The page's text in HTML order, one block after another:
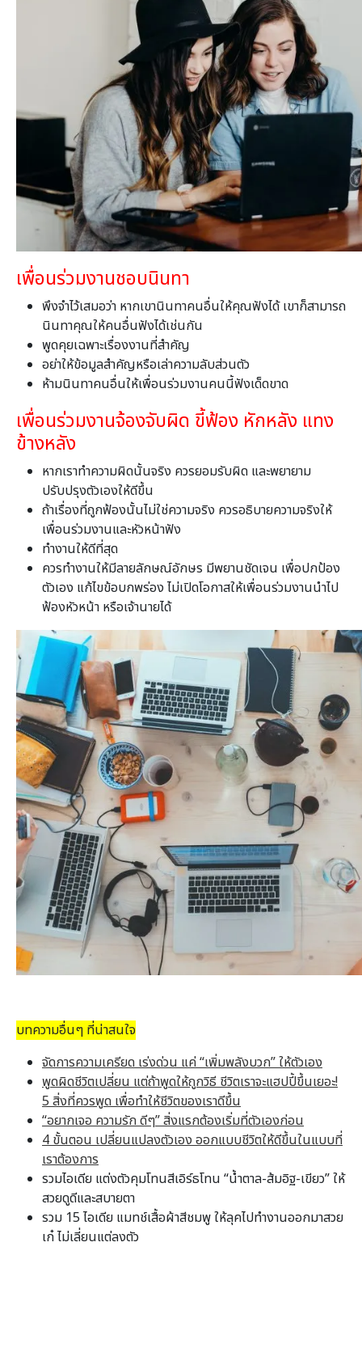
เพื่อนร่วมงานชอบนินทา
พึงจำไว้เสมอว่า หากเขานินทาคนอื่นให้คุณฟังได้ เขาก็สามารถ
นินทาคุณให้คนอื่นฟังได้เช่นกัน
พูดคุยเฉพาะเรื่องงานที่สำคัญ
อย่าให้ข้อมูลสำคัญหรือเล่าความลับส่วนตัว
ห้ามนินทาคนอื่นให้เพื่อนร่วมงานคนนี้ฟังเด็ดขาด
เพื่อนร่วมงานจ้องจับผิด ขี้ฟ้อง หักหลัง แทง
ข้างหลัง
หากเราทำความผิดนั้นจริง ควรยอมรับผิด และพยายาม
ปรับปรุงตัวเองให้ดีขึ้น
ถ้าเรื่องที่ถูกฟ้องนั้นไม่ใช่ความจริง ควรอธิบายความจริงให้
เพื่อนร่วมงานและหัวหน้าฟัง
ทำงานให้ดีที่สุด
ควรทำงานให้มีลายลักษณ์อักษร มีพยานชัดเจน เพื่อปกป้อง
ตัวเอง แก้ไขข้อบกพร่อง ไม่เปิดโอกาสให้เพื่อนร่วมงานนำไป
ฟ้องหัวหน้า หรือเจ้านายได้
บทความอื่นๆ ที่น่าสนใจ
จัดการความเครียด เร่งด่วน แค่ “เพิ่มพลังบวก” ให้ตัวเอง
พูดผิดชีวิตเปลี่ยน แต่ถ้าพูดให้ถูกวิธี ชีวิตเราจะแฮปปี้ขึ้นเยอะ!
5 สิ่งที่ควรพูด เพื่อทำให้ชีวิตของเราดีขึ้น
“อยากเจอ ความรัก ดีๆ” สิ่งแรกต้องเริ่มที่ตัวเองก่อน
4 ขั้นตอน เปลี่ยนแปลงตัวเอง ออกแบบชีวิตให้ดีขึ้นในแบบที่
เราต้องการ
รวมไอเดีย แต่งตัวคุมโทนสีเอิร์ธโทน “น้ำตาล-ส้มอิฐ-เขียว” ให้
สวยดูดีและสบายตา
รวม 15 ไอเดีย แมทช์เสื้อผ้าสีชมพู ให้ลุคไปทำงานออกมาสวย
เก๋ ไม่เลี่ยนแต่ลงตัว